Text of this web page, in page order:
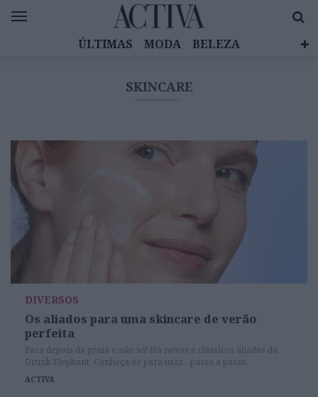
ÚLTIMAS MODA
BELEZA
MULHERES INSPIRADORAS
SKINCARE
DIVERSOS
Os aliados para uma skincare de verão
perfeita
Para depois da praia e não só! Há novos e clássicos aliados da
Drunk Elephant. Conheça-os para usar... passo a passo.
ACTIVA